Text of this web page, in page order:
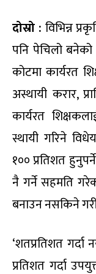
दोस्रो : विभिन्न
पनि पेचिलो
कोटमा कार्यरत
अस्थायी करार,
कार्यरत
स्थायी गरिने
१०० प्रतिशत
नै गर्ने सहमति
बनाउन नसकिने
‘शतप्रतिशत
प्रतिशत गर्दा